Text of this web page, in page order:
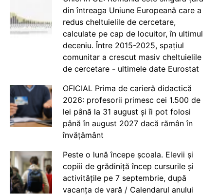
din întreaga Uniune Europeană care a
redus cheltuielile de cercetare,
calculate pe cap de locuitor, în ultimul
deceniu. Între 2015-2025, spațiul
comunitar a crescut masiv cheltuielile
de cercetare - ultimele date Eurostat
OFICIAL Prima de carieră didactică
2026: profesorii primesc cei 1.500 de
lei până la 31 august și îi pot folosi
până în august 2027 dacă rămân în
învățământ
Peste o lună începe școala. Elevii și
copiii de grădiniță încep cursurile și
activitățile pe 7 septembrie, după
vacanța de vară / Calendarul anului